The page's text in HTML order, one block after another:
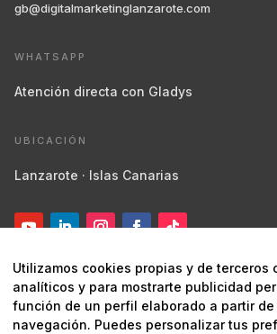
gb@digitalmarketinglanzarote.com
WHATSAPP
Atención directa con Gladys
UBICACIÓN
Lanzarote · Islas Canarias
Utilizamos cookies propias y de terceros
analíticos y para mostrarte publicidad
función de un perfil elaborado a partir
navegación. Puedes personalizar tus